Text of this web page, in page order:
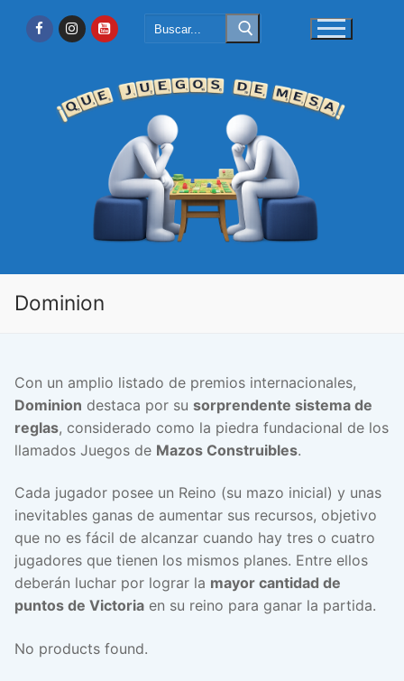
Buscar:
Dominion
Con un amplio listado de premios internacionales,
Dominion destaca por su sorprendente sistema de
reglas, considerado como la piedra fundacional de los
llamados Juegos de Mazos Construibles.
Cada jugador posee un Reino (su mazo inicial) y unas
inevitables ganas de aumentar sus recursos, objetivo
que no es fácil de alcanzar cuando hay tres o cuatro
jugadores que tienen los mismos planes. Entre ellos
deberán luchar por lograr la mayor cantidad de
puntos de Victoria en su reino para ganar la partida.
No products found.